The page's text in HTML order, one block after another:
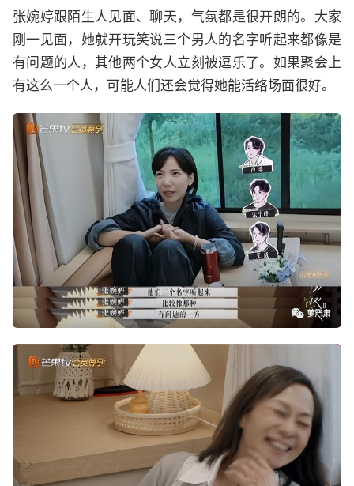
张婉婷跟陌生人见面、聊天，气氛都是很开朗的。大家
刚一见面，她就开玩笑说三个男人的名字听起来都像是
有问题的人，其他两个女人立刻被逗乐了。如果聚会上
有这么一个人，可能人们还会觉得她能活络场面很好。